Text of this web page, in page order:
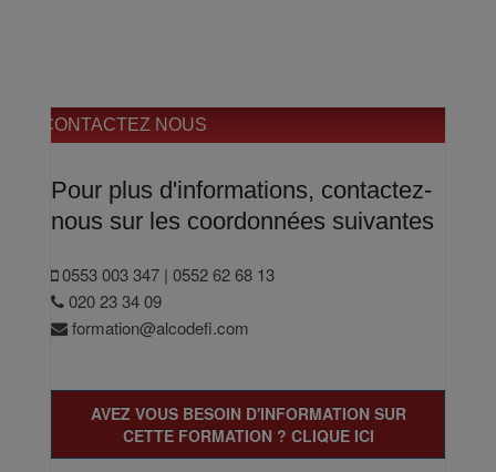
CONTACTEZ NOUS
Pour plus d'informations, contactez-
nous sur les coordonnées suivantes
0553 003 347 | 0552 62 68 13
020 23 34 09
formation@alcodefi.com
AVEZ VOUS BESOIN D'INFORMATION SUR
CETTE FORMATION ? CLIQUE ICI